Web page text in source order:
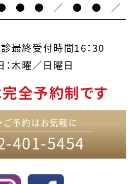
● ● ／ ● ● ／
最終受付時間16：30
：木曜／日曜日
全予約制です
ご予約はお気軽に
401-5454